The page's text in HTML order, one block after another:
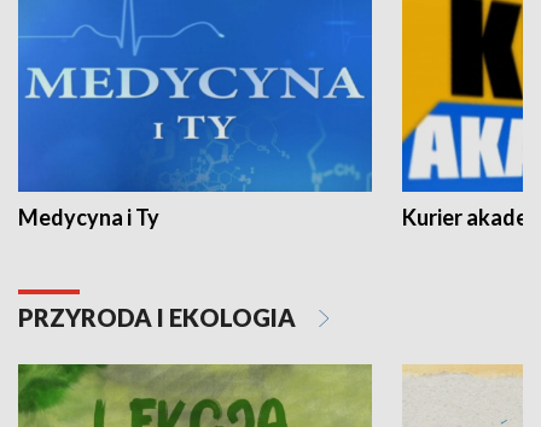
Medycyna i Ty Kurier
PRZYRODA I EKOLOGIA